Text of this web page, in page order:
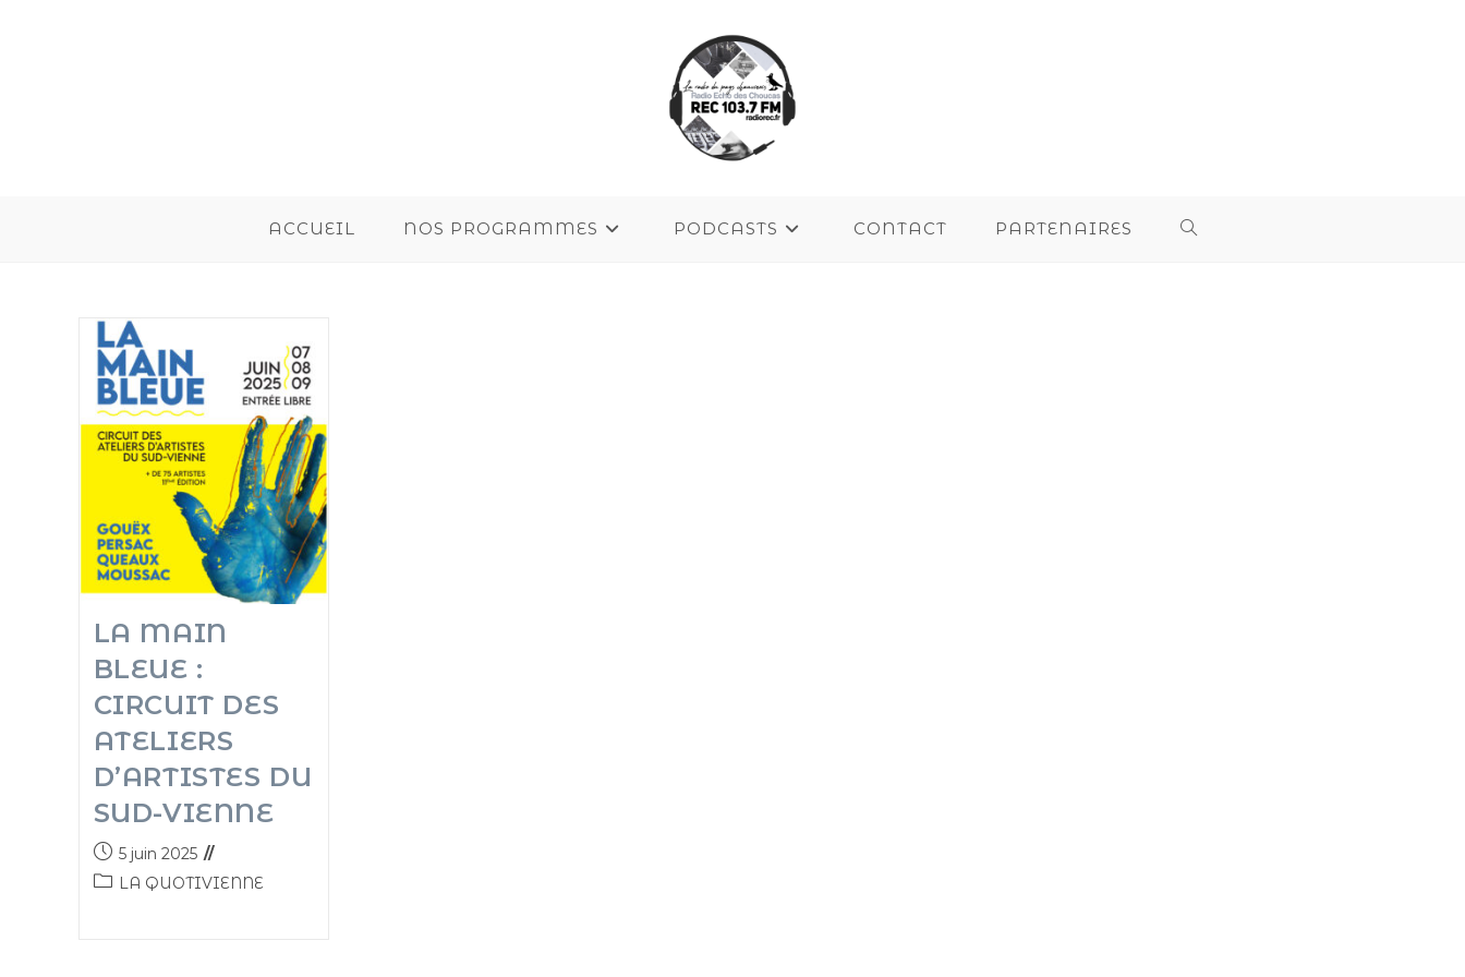
ACCUEIL NOS PROGRAMMES PODCASTS CONTACT PARTENAIRES
LA MAIN
BLEUE :
CIRCUIT DES
ATELIERS
D’ARTISTES DU
SUD-VIENNE
5 juin 2025
LA QUOTIVIENNE